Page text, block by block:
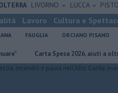
LIVORNO LUCCA
Lavoro Cultura e
FAUGLIA ORCIANO PISANO
Carta Spesa 2026, aiuti a oltre 700